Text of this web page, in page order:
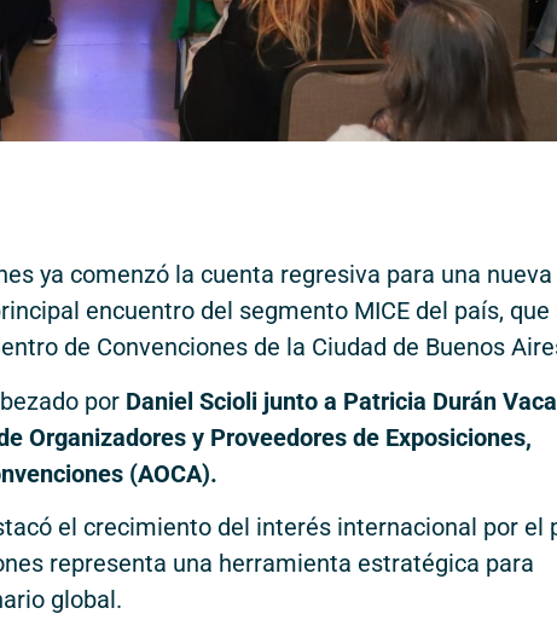
ya comenzó la cuenta regresiva para una nueva
encuentro del segmento MICE del país, que
de Convenciones de la Ciudad de Buenos
por Daniel Scioli junto a Patricia Durán
Organizadores y Proveedores de Exposiciones,
(AOCA).
el crecimiento del interés internacional por el
representa una herramienta estratégica para
global.